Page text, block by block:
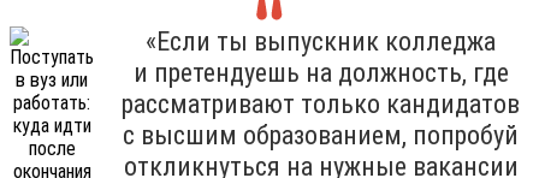
«Если ты выпускник колледжа
и претендуешь на должность, где
рассматривают только кандидатов
с высшим образованием, попробуй
откликнуться на нужные вакансии